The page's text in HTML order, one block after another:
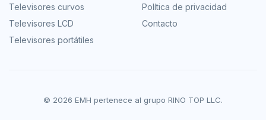
Televisores curvos
Televisores LCD
Televisores portátiles
Política de privacidad
Contacto
© 2026 EMH pertenece al grupo RINO TOP LLC.